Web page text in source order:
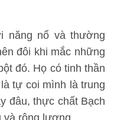
năng nổ và thường
đôi khi mắc những
đó. Họ có tinh thần
tự coi mình là trung
đâu, thực chất Bạch